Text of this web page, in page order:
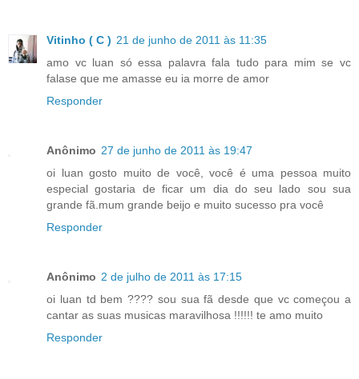
Vitinho ( C ) 21 de junho de 2011 às 11:35
amo vc luan só essa palavra fala tudo para mim se vc
falase que me amasse eu ia morre de amor
Responder
Anônimo 27 de junho de 2011 às 19:47
oi luan gosto muito de você, você é uma pessoa muito
especial gostaria de ficar um dia do seu lado sou sua
grande fã.mum grande beijo e muito sucesso pra você
Responder
Anônimo 2 de julho de 2011 às 17:15
oi luan td bem ???? sou sua fã desde que vc começou a
cantar as suas musicas maravilhosa !!!!!! te amo muito
Responder